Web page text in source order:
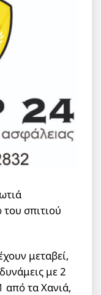
σπιτιού
μεταβεί,
με 2
από τα Χανιά,